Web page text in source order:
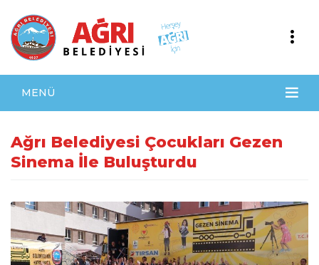
MENÜ
Ağrı Belediyesi Çocukları Gezen
Sinema İle Buluşturdu